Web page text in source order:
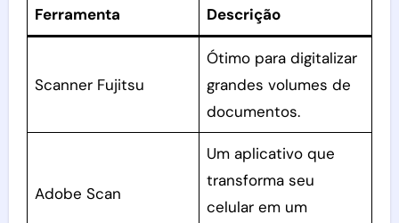
Ferramenta Descrição
Scanner Fujitsu
Ótimo para digitalizar
grandes volumes de
documentos.
Adobe Scan
Um aplicativo que
transforma seu
celular em um